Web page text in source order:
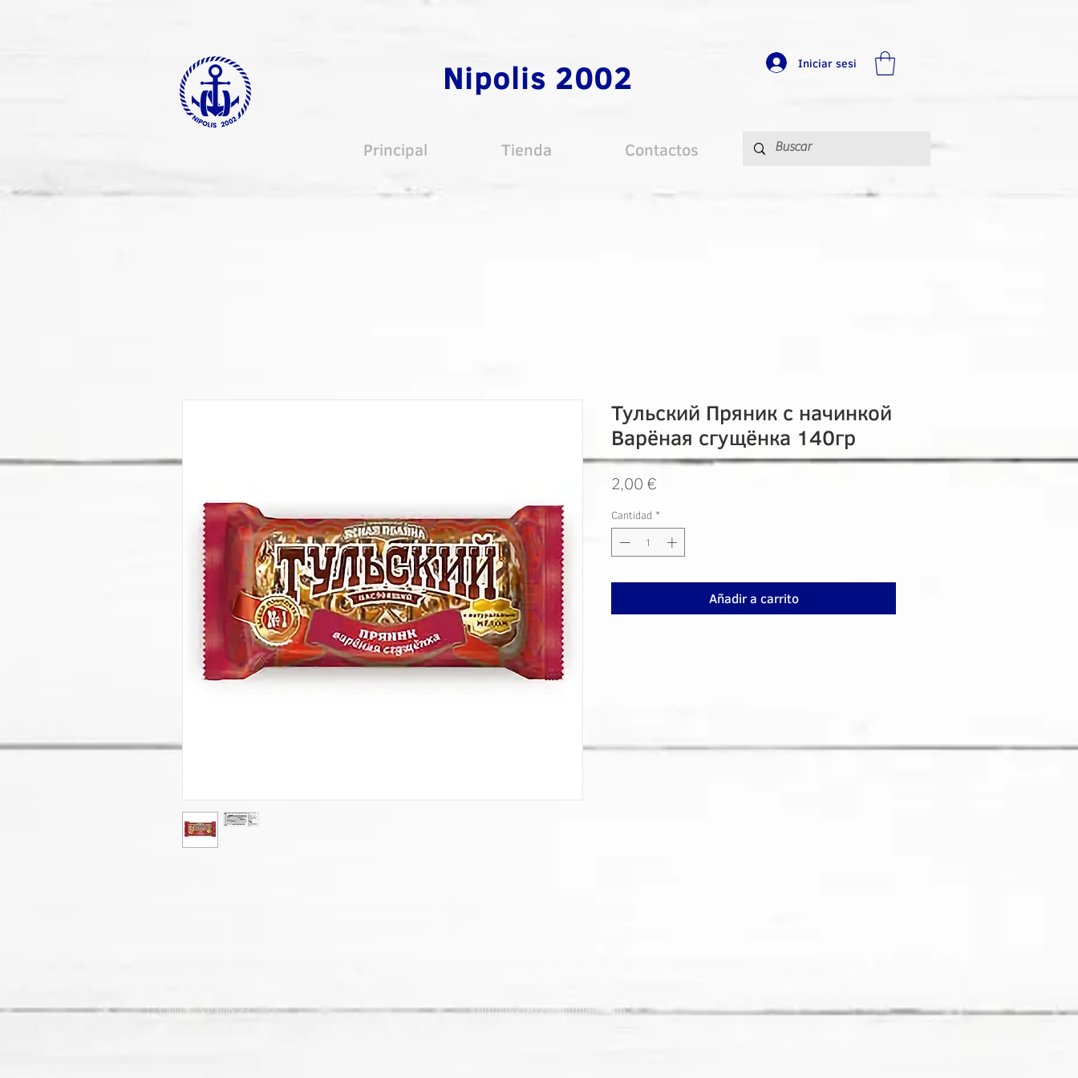
Nipolis 2002 Iniciar sesi
Principal Tienda Contactos
Тульский Пряник с начинкой
Варёная сгущёнка 140гр
2,00 €
Cantidad *
Añadir a carrito
Calle Sao Paulo 23
nipolis2002sl@gmail.com